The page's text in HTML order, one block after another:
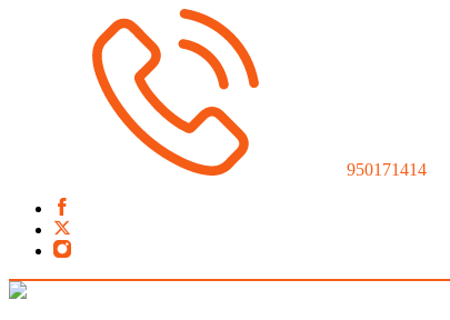
950171414